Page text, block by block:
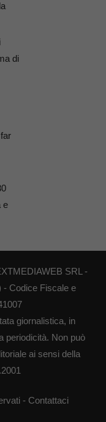
di
e
SRL -
- Codice Fiscale e
giornalistica, in
periodicità. Non può
ai sensi della
- Contattaci